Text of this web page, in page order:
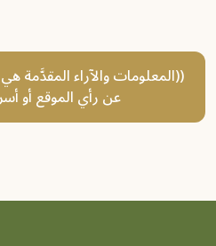
((المعلومات والآراء المقدَّمة هي
عن رأي الموقع أو